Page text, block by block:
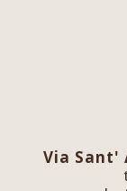
Via Sant'